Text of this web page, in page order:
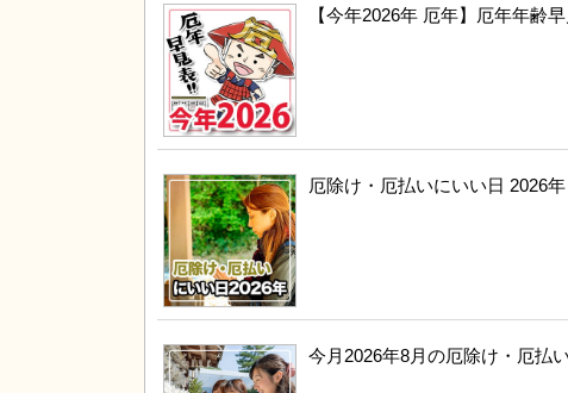
【今年2026年 厄年】厄年年齢
厄除け・厄払いにいい日 2026年
今月2026年8月の厄除け・厄払